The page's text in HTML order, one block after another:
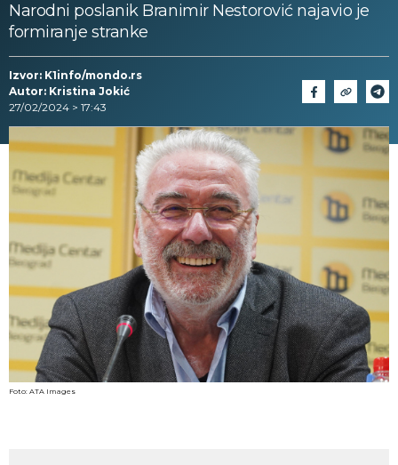
Narodni poslanik Branimir Nestorović najavio je
formiranje stranke
Izvor: K1info/mondo.rs
Autor: Kristina Jokić
27/02/2024 > 17:43
Foto: ATA Images